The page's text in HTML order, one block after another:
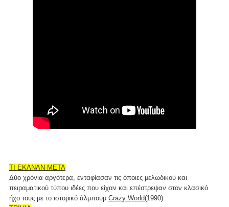
ΤΙ ΕΚΑΝΑΝ ΜΕΤΑ
Δύο χρόνια αργότερα, ενταφίασαν τις όποιες μελωδικού και
πειραματικού τύπου ιδέες που είχαν και επέστρεψαν στον κλασικό
ήχο τους με το ιστορικό άλμπουμ Crazy World(1990).